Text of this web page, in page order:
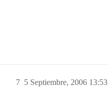
5 Septiembre, 2006 13:53
7